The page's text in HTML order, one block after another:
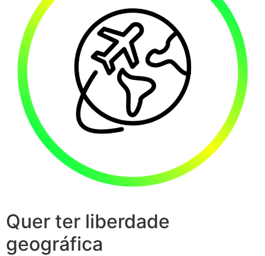
Quer ter liberdade
geográfica